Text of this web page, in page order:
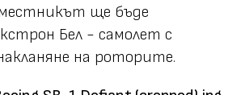
ще бъде
Бел - самолет с
на роторите.